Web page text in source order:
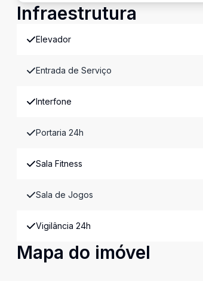
Infraestrutura
Elevador
Entrada de Serviço
Interfone
Portaria 24h
Sala Fitness
Sala de Jogos
Vigilância 24h
Mapa do imóvel